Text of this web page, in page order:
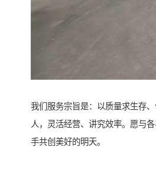
我们服务宗旨是：以质量求生存
人，灵活经营、讲究效率。愿与
手共创美好的明天。